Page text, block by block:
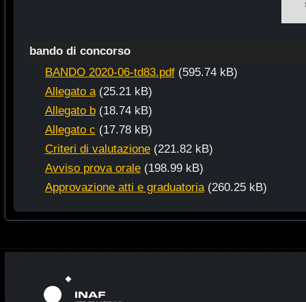
bando di concorso
BANDO 2020-06-td83.pdf (595.74 kB)
Allegato a (25.21 kB)
Allegato b (18.74 kB)
Allegato c (17.78 kB)
Criteri di valutazione (221.82 kB)
Avviso prova orale (198.99 kB)
Approvazione atti e graduatoria (260.25 kB)